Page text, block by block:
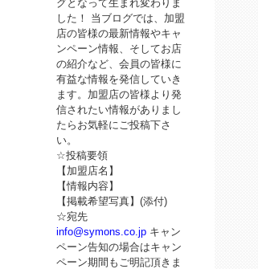
グとなって生まれ変わりま
した！ 当ブログでは、加盟
店の皆様の最新情報やキャ
ンペーン情報、そしてお店
の紹介など、会員の皆様に
有益な情報を発信していき
ます。加盟店の皆様より発
信されたい情報がありまし
たらお気軽にご投稿下さ
い。
☆投稿要領
【加盟店名】
【情報内容】
【掲載希望写真】(添付)
☆宛先
info@symons.co.jpキャン
ペーン告知の場合はキャン
ペーン期間もご明記頂きま